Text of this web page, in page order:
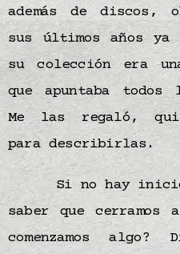
además de discos,
sus últimos años ya
su colección era
que apuntaba
Me las regaló,
para describirlas.
Si no hay
saber que cerramos
comenzamos